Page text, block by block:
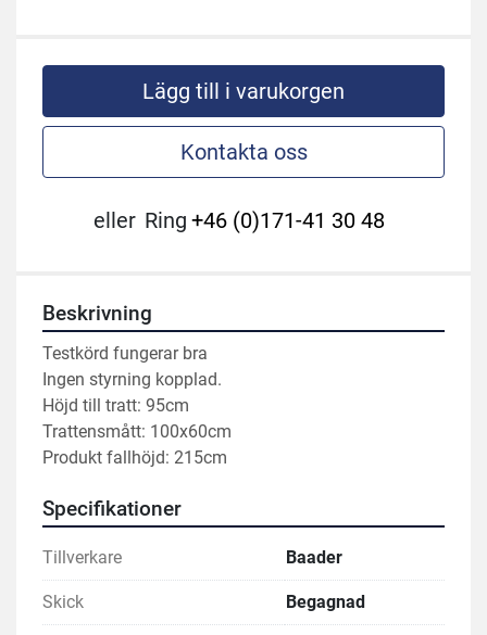
Lägg till i varukorgen
Kontakta oss
eller Ring +46 (0)171-41 30 48
Beskrivning
Testkörd fungerar bra
Ingen styrning kopplad.
Höjd till tratt: 95cm
Trattensmått: 100x60cm
Produkt fallhöjd: 215cm
Specifikationer
Tillverkare Baader
Skick Begagnad